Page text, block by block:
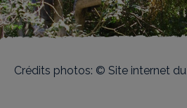
Crédits photos: © Site internet du